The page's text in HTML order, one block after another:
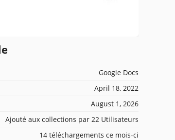
Google Docs
April 18, 2022
August 1, 2026
Ajouté aux collections par 22 Utilisateurs
14 téléchargements ce mois-ci